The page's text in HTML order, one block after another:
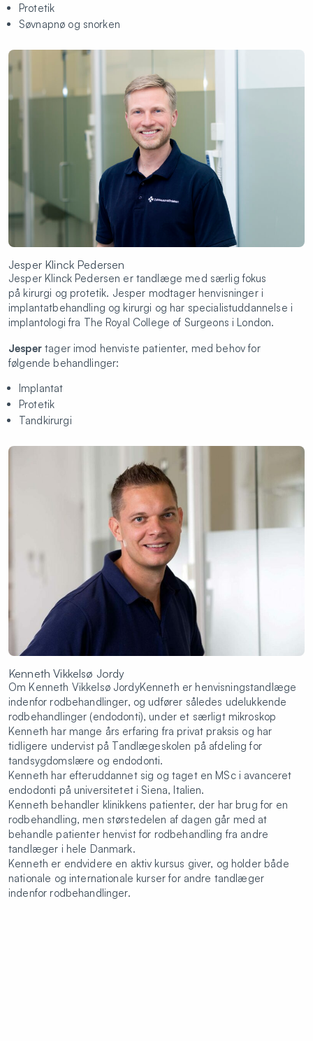
Protetik
Søvnapnø og snorken
Jesper Klinck Pedersen
Jesper Klinck Pedersen er tandlæge med særlig fokus
på kirurgi og protetik. Jesper modtager henvisninger i
implantatbehandling og kirurgi og har specialistuddannelse i
implantologi fra The Royal College of Surgeons i London.
Jespertager imod henviste patienter, med behov for
følgende behandlinger:
Implantat
Protetik
Tandkirurgi
Kenneth Vikkelsø Jordy
Om Kenneth Vikkelsø JordyKenneth er henvisningstandlæge
indenfor rodbehandlinger, og udfører således udelukkende
rodbehandlinger (endodonti), under et særligt mikroskop
Kenneth har mange års erfaring fra privat praksis og har
tidligere undervist på Tandlægeskolen på afdeling for
tandsygdomslære og endodonti.
Kenneth har efteruddannet sig og taget en MSc i avanceret
endodonti på universitetet i Siena, Italien.
Kenneth behandler klinikkens patienter, der har brug for en
rodbehandling, men størstedelen af dagen går med at
behandle patienter henvist for rodbehandling fra andre
tandlæger i hele Danmark.
Kenneth er endvidere en aktiv kursus giver, og holder både
nationale og internationale kurser for andre tandlæger
indenfor rodbehandlinger.